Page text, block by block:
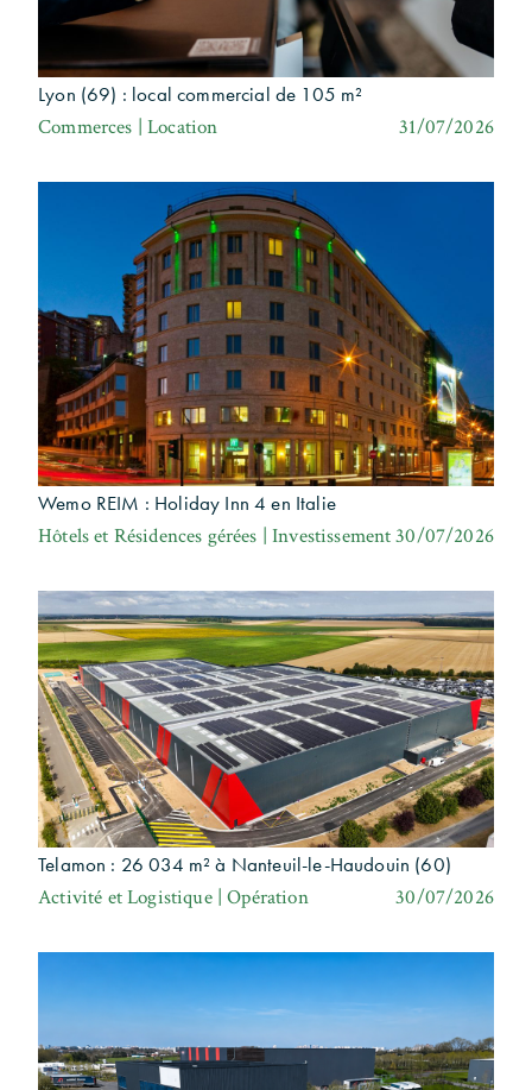
Lyon (69) : local commercial de 105 m²
Commerces | Location 31/07/2026
Wemo REIM : Holiday Inn 4 en Italie
Hôtels et Résidences gérées | Investissement30/07/2026
Telamon : 26 034 m² à Nanteuil-le-Haudouin (60)
Activité et Logistique | Opération 30/07/2026